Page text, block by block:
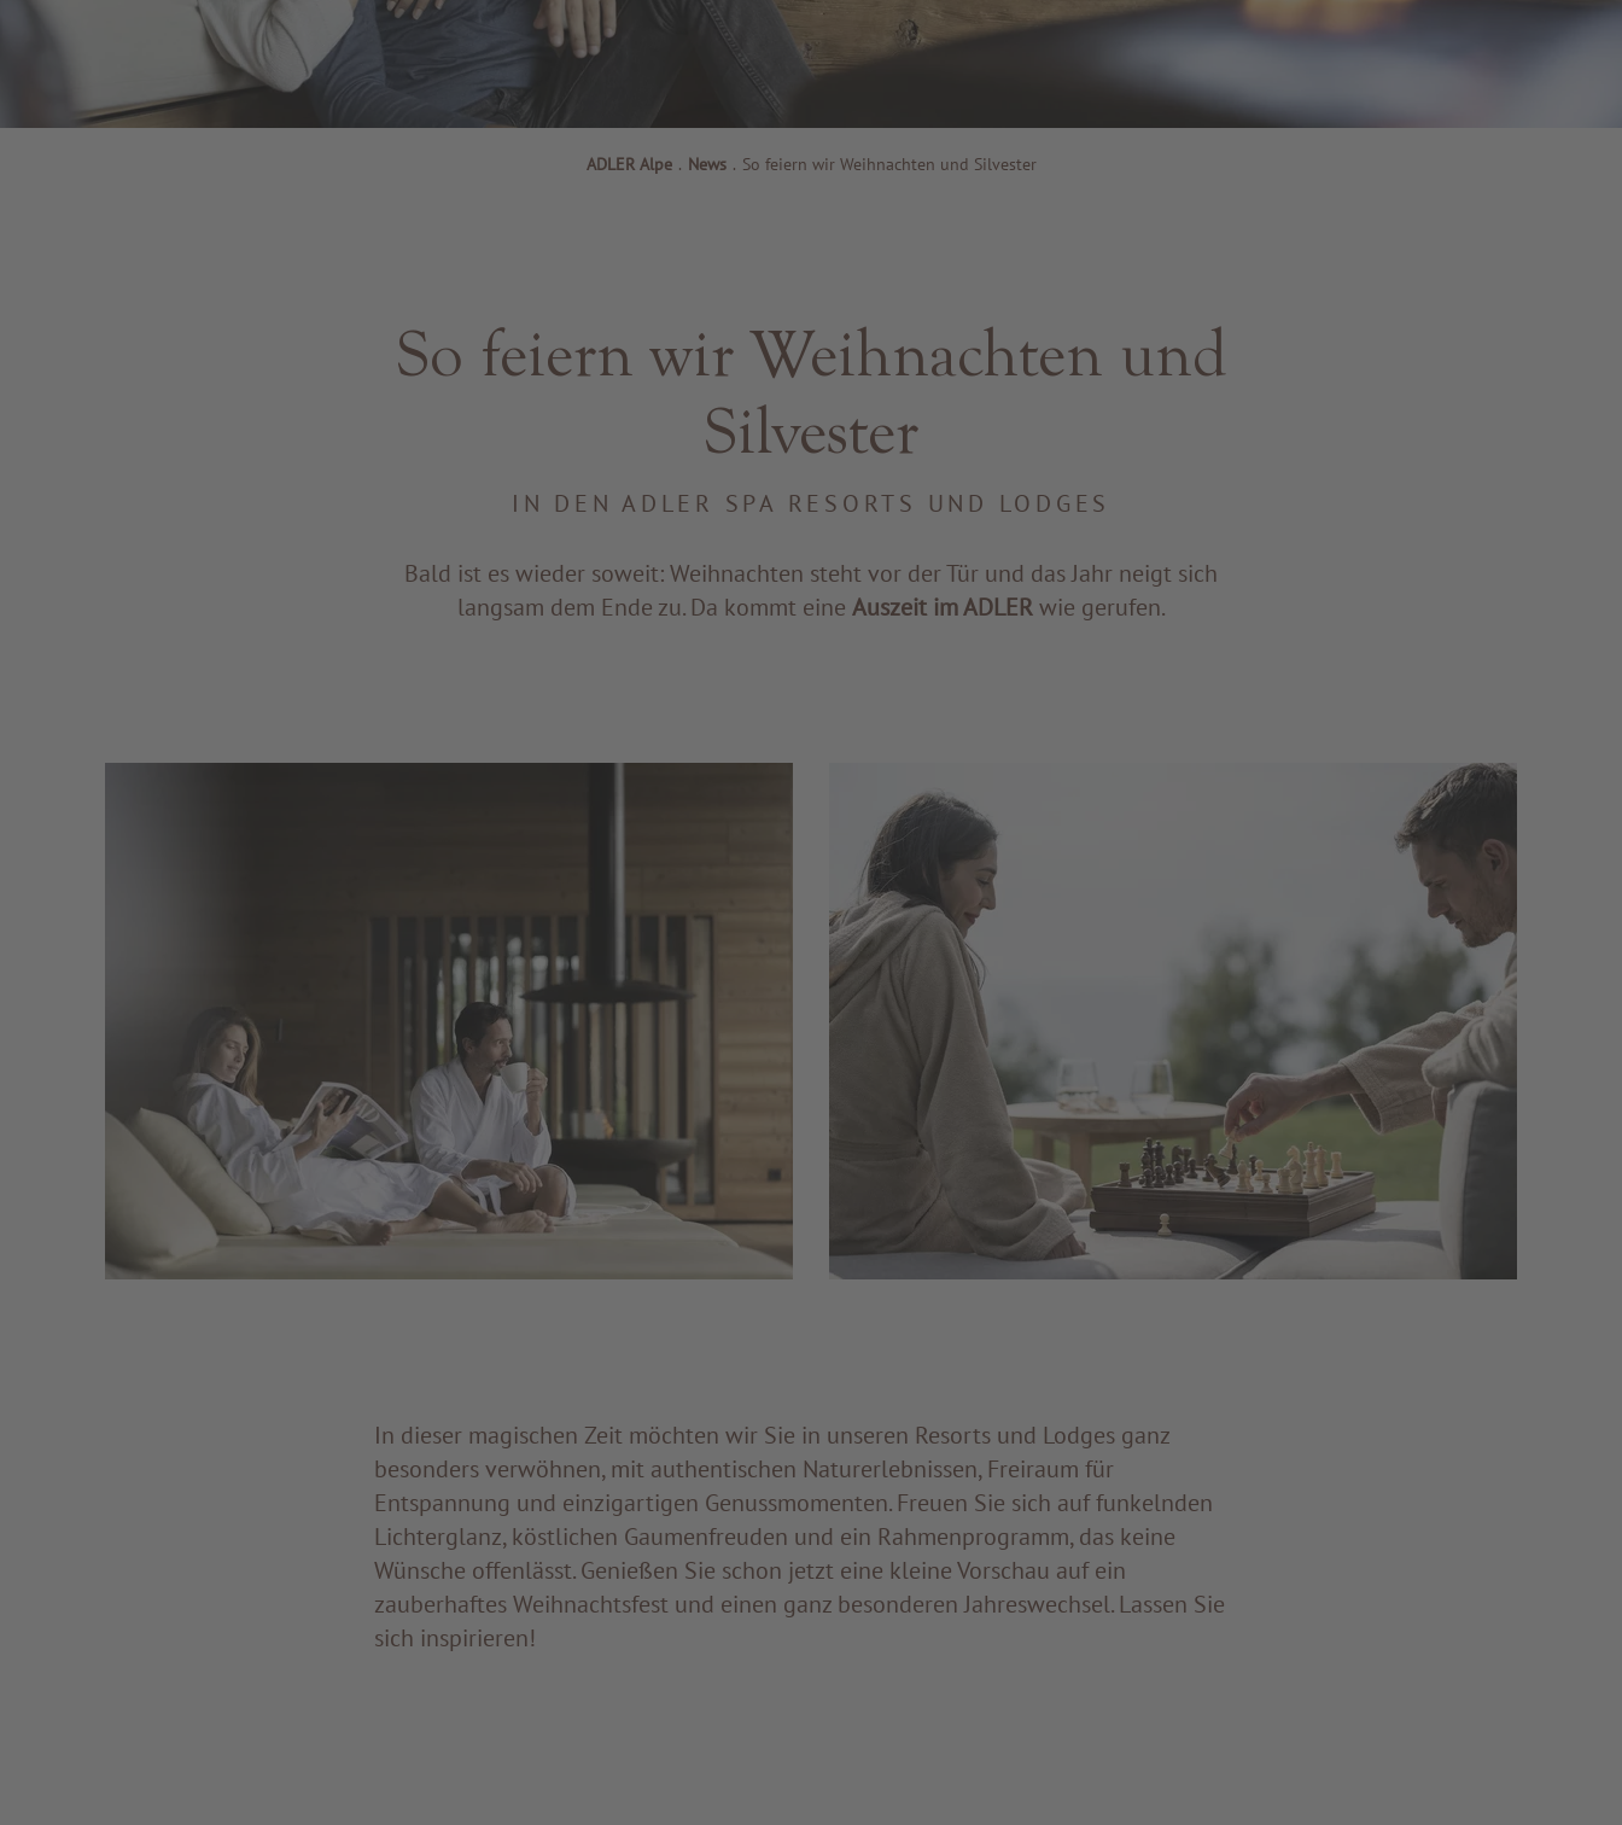
ADLER Alpe . News . So feiern wir Weihnachten und Silvester
So feiern wir Weihnachten und
Silvester
IN DEN ADLER SPA RESORTS UND LODGES
Bald ist es wieder soweit: Weihnachten steht vor der Tür und das Jahr neigt sich
langsam dem Ende zu. Da kommt eine Auszeit im ADLERwie gerufen.
In dieser magischen Zeit möchten wir Sie in unseren Resorts und Lodges ganz
besonders verwöhnen, mit authentischen Naturerlebnissen, Freiraum für
Entspannung und einzigartigen Genussmomenten. Freuen Sie sich auf funkelnden
Lichterglanz, köstlichen Gaumenfreuden und ein Rahmenprogramm, das keine
Wünsche offenlässt. Genießen Sie schon jetzt eine kleine Vorschau auf ein
zauberhaftes Weihnachtsfest und einen ganz besonderen Jahreswechsel. Lassen Sie
sich inspirieren!